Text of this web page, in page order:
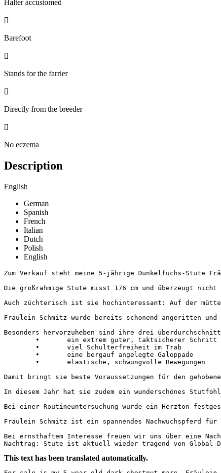
Halter accustomed

Barefoot

Stands for the farrier

Directly from the breeder

No eczema
Description
English
German
Spanish
French
Italian
Dutch
Polish
English
Zum Verkauf steht meine 5-jährige Dunkelfuchs-Stute
Die großrahmige Stute misst 176 cm und überzeugt
Auch züchterisch ist sie hochinteressant: Auf der
Fräulein Schmitz wurde bereits schonend angeritten
Besonders hervorzuheben sind ihre drei
Damit bringt sie beste Voraussetzungen für den
In diesem Jahr hat sie zudem ein wunderschönes
Bei einer Routineuntersuchung wurde ein Herzton
Fräulein Schmitz ist ein spannendes
Bei ernsthaftem Interesse freuen wir uns über eine
Nachtrag: Stute ist aktuell wieder tragend von Global
This text has been translated automatically.